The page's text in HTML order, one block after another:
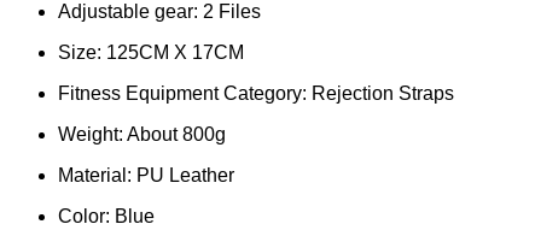
Adjustable gear: 2 Files
Size: 125CM X 17CM
Fitness Equipment Category: Rejection Straps
Weight: About 800g
Material: PU Leather
Color: Blue